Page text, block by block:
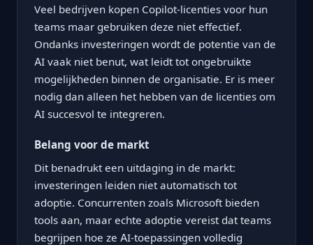
Veel bedrijven kopen Copilot-licenties voor hun
teams maar gebruiken deze niet effectief.
Ondanks investeringen wordt de potentie van de
AI vaak niet benut, wat leidt tot ongebruikte
mogelijkheden binnen de organisatie. Er is meer
nodig dan alleen het hebben van de licenties om
AI succesvol te integreren.
Belang voor de markt
Dit benadrukt een uitdaging in de markt:
investeringen leiden niet automatisch tot
adoptie. Concurrenten zoals Microsoft bieden
tools aan, maar echte adoptie vereist dat teams
begrijpen hoe ze AI-toepassingen volledig